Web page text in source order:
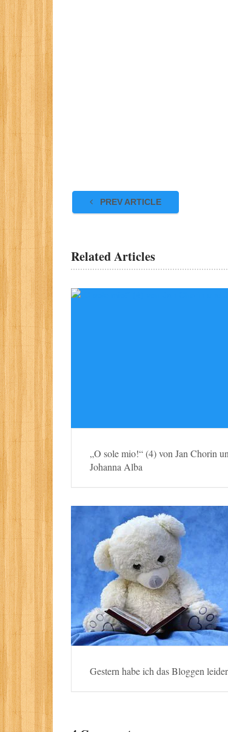
PREV ARTICLE
Related Articles
„O sole mio!“ (4) von Jan Chorin
Johanna Alba
Gestern habe ich das Bloggen